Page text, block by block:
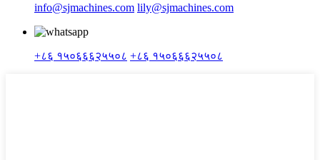
info@sjmachines.com lily@sjmachines.com
+८६ १५०६६६२५५०८ +८६ १५०६६६२५५०८